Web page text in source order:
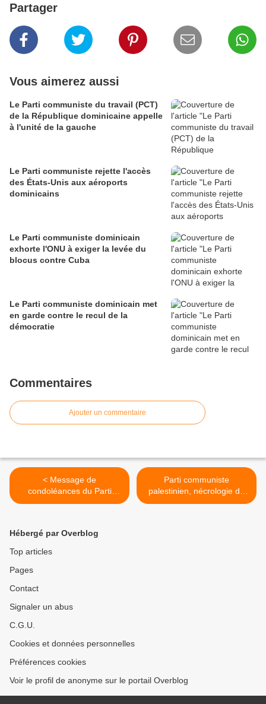
Partager
Vous aimerez aussi
Le Parti communiste du travail (PCT)
de la République dominicaine appelle
à l'unité de la gauche
Le Parti communiste rejette l'accès
des États-Unis aux aéroports
dominicains
Le Parti communiste dominicain
exhorte l'ONU à exiger la levée du
blocus contre Cuba
Le Parti communiste dominicain met
en garde contre le recul de la
démocratie
Commentaires
Ajouter un commentaire
< Message de
condoléances du Parti
communiste indien au
Parti communiste
palestinien, nécrologie de
l'éminent dirigeant
Hébergé par Overblog
Top articles
Pages
Contact
Signaler un abus
C.G.U.
Cookies et données personnelles
Préférences cookies
Voir le profil de anonyme sur le portail Overblog